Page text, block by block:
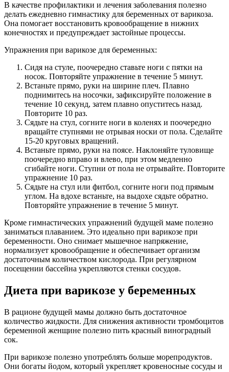
В качестве профилактики и лечения заболевания полезно
делать ежедневно гимнастику для беременных от варикоза.
Она помогает восстановить кровообращение в нижних
конечностях и предупреждает застойные процессы.
Упражнения при варикозе для беременных:
Сидя на стуле, поочередно ставьте ноги с пятки на
носок. Повторяйте упражнение в течение 5 минут.
Встаньте прямо, руки на ширине плеч. Плавно
поднимитесь на носочки, зафиксируйте положение в
течение 10 секунд, затем плавно опуститесь назад.
Повторите 10 раз.
Сядьте на стул, согните ноги в коленях и поочередно
вращайте ступнями не отрывая носки от пола. Сделайте
15-20 круговых вращений.
Встаньте прямо, руки на поясе. Наклоняйте туловище
поочередно вправо и влево, при этом медленно
сгибайте ноги. Ступни от пола не отрывайте. Повторите
упражнение 10 раз.
Сядьте на стул или фитбол, согните ноги под прямым
углом. На вдохе встаньте, на выдохе сядьте обратно.
Повторяйте упражнение в течение 5 минут.
Кроме гимнастических упражнений будущей маме полезно
заниматься плаванием. Это идеально при варикозе при
беременности. Оно снимает мышечное напряжение,
нормализует кровообращение и обеспечивает организм
достаточным количеством кислорода. При регулярном
посещении бассейна укрепляются стенки сосудов.
Диета при варикозе у беременных
В рационе будущей мамы должно быть достаточное
количество жидкости. Для снижения активности тромбоцитов
беременной женщине полезно пить красный виноградный
сок.
При варикозе полезно употреблять больше морепродуктов.
Они богаты йодом, который укрепляет кровеносные сосуды и